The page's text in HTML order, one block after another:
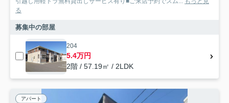
る
募集中の部屋
204
5.4万円
2階 / 57.19㎡ / 2LDK
アパート